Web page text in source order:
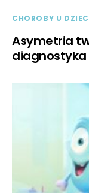
CHOROBY U
Asymetria
diagnostyka